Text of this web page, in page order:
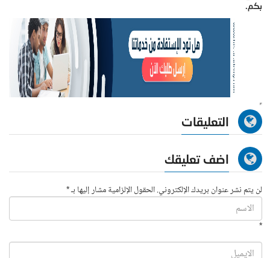
بكم.
التعليقات
اضف تعليقك
لن يتم نشر عنوان بريدك الإلكتروني. الحقول الإلزامية مشار إليها بـ *
*